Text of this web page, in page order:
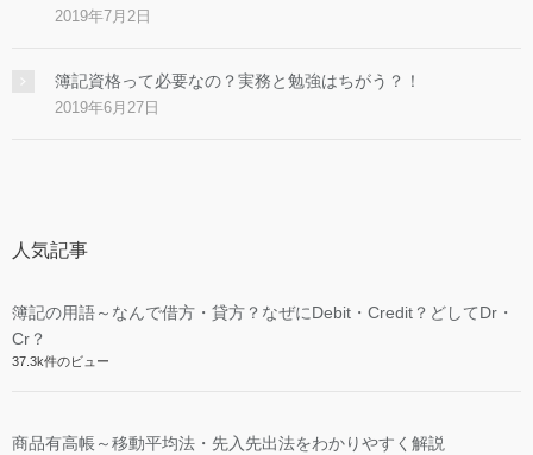
2019年7月2日
簿記資格って必要なの？実務と勉強はちがう？！
2019年6月27日
人気記事
簿記の用語～なんで借方・貸方？なぜにDebit・Credit？どしてDr・
Cr？
37.3k件のビュー
商品有高帳～移動平均法・先入先出法をわかりやすく解説